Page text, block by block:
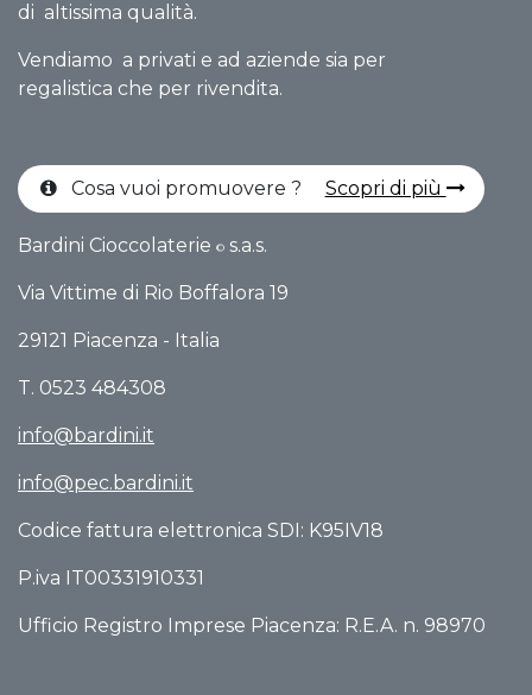
di altissima qualità.
Vendiamo a privati e ad aziende sia per
regalistica che per rivendita.
Cosa vuoi promuovere ? Scopri di più
Bardini Cioccolaterie © s.a.s.
Via Vittime di Rio Boffalo​ra 19
29121 Piacenza - Italia
T. 0523 484308
info@bardini.it
info@pec.bardini.it​
Codice fattura elettronica SDI: K95IV18
P.iva IT00331910331
Ufficio Registro Imprese Piacenza: R.E.A. n. 98970